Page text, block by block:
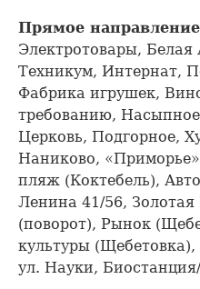
Прямое
Электротовары,
Техникум, Интернат,
Фабрика игрушек,
требованию,
Церковь, Подгорное,
Наниково,
пляж (Коктебель),
Ленина 41/56, Золотая
(поворот), Рынок
культуры
ул. Науки,